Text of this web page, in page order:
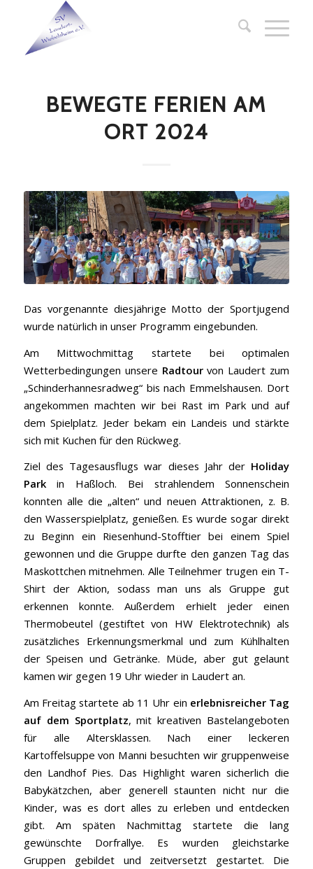
BEWEGTE FERIEN AM
ORT 2024
Das vorgenannte diesjährige Motto der Sportjugend
wurde natürlich in unser Programm eingebunden.
Am Mittwochmittag startete bei optimalen
Wetterbedingungen unsere Radtourvon Laudert zum
„Schinderhannesradweg“ bis nach Emmelshausen. Dort
angekommen machten wir bei Rast im Park und auf
dem Spielplatz. Jeder bekam ein Landeis und stärkte
sich mit Kuchen für den Rückweg.
Ziel des Tagesausflugs war dieses Jahr der Holiday
Parkin Haßloch. Bei strahlendem Sonnenschein
konnten alle die „alten“ und neuen Attraktionen, z. B.
den Wasserspielplatz, genießen. Es wurde sogar direkt
zu Beginn ein Riesenhund-Stofftier bei einem Spiel
gewonnen und die Gruppe durfte den ganzen Tag das
Maskottchen mitnehmen. Alle Teilnehmer trugen ein T-
Shirt der Aktion, sodass man uns als Gruppe gut
erkennen konnte. Außerdem erhielt jeder einen
Thermobeutel (gestiftet von HW Elektrotechnik) als
zusätzliches Erkennungsmerkmal und zum Kühlhalten
der Speisen und Getränke. Müde, aber gut gelaunt
kamen wir gegen 19 Uhr wieder in Laudert an.
Am Freitag startete ab 11 Uhr ein erlebnisreicher Tag
auf dem Sportplatz, mit kreativen Bastelangeboten
für alle Altersklassen. Nach einer leckeren
Kartoffelsuppe von Manni besuchten wir gruppenweise
den Landhof Pies. Das Highlight waren sicherlich die
Babykätzchen, aber generell staunten nicht nur die
Kinder, was es dort alles zu erleben und entdecken
gibt. Am späten Nachmittag startete die lang
gewünschte Dorfrallye. Es wurden gleichstarke
Gruppen gebildet und zeitversetzt gestartet. Die